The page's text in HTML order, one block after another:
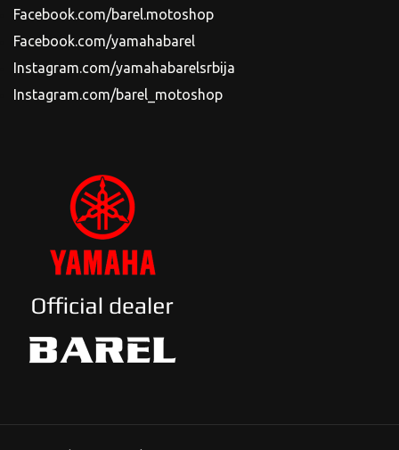
Facebook.com/barel.motoshop
Facebook.com/yamahabarel
Instagram.com/yamahabarelsrbija
Instagram.com/barel_motoshop